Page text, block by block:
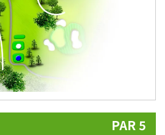
PAR 5